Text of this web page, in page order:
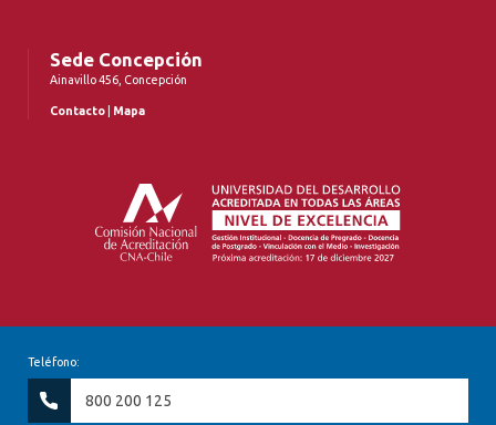
Sede Concepción
Ainavillo 456, Concepción
Contacto Mapa
Teléfono:
800 200 125